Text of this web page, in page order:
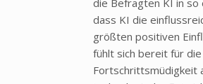
die Befragten KI in so
dass KI die
größten positiven
fühlt sich bereit für
Fortschrittsmüdigkeit